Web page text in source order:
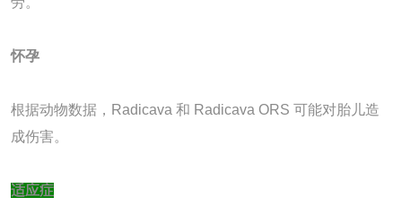
怀孕
根据动物数据，Radicava 和 Radicava ORS 可能对胎儿造
成伤害。
适应症